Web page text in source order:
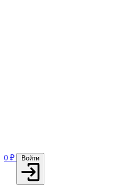
0 ₽ Войти